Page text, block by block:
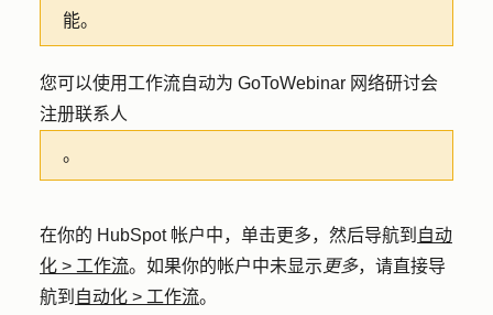
能。
您可以使用工作流自动为 GoToWebinar 网络研讨会
注册联系人
。
在你的 HubSpot 帐户中，单击更多，然后导航到 自动
化 > 工作流。如果你的帐户中未显示 更多，请直接导
航到 自动化 > 工作流。